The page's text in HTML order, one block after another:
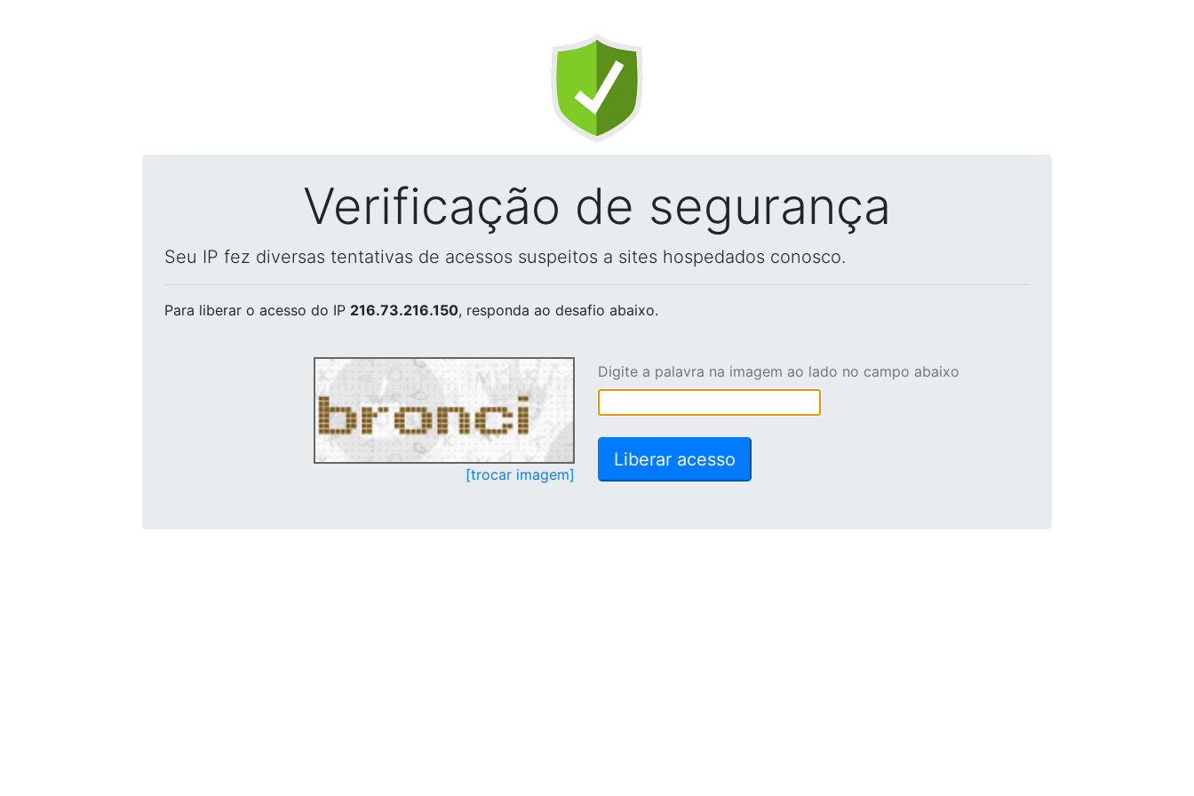
Verificação de segurança
Seu IP fez diversas tentativas de acessos suspeitos a sites hospedados conosco.
Para liberar o acesso do IP 216.73.216.150, responda ao desafio abaixo.
[trocar imagem]
Digite a palavra na imagem ao lado no campo abaixo